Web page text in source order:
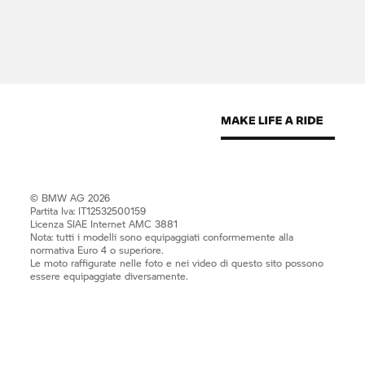
© BMW AG 2026
Partita Iva: IT12532500159
Licenza SIAE Internet AMC 3881
Nota: tutti i modelli sono equipaggiati conformemente alla
normativa Euro 4 o superiore.
Le moto raffigurate nelle foto e nei video di questo sito possono
essere equipaggiate diversamente.